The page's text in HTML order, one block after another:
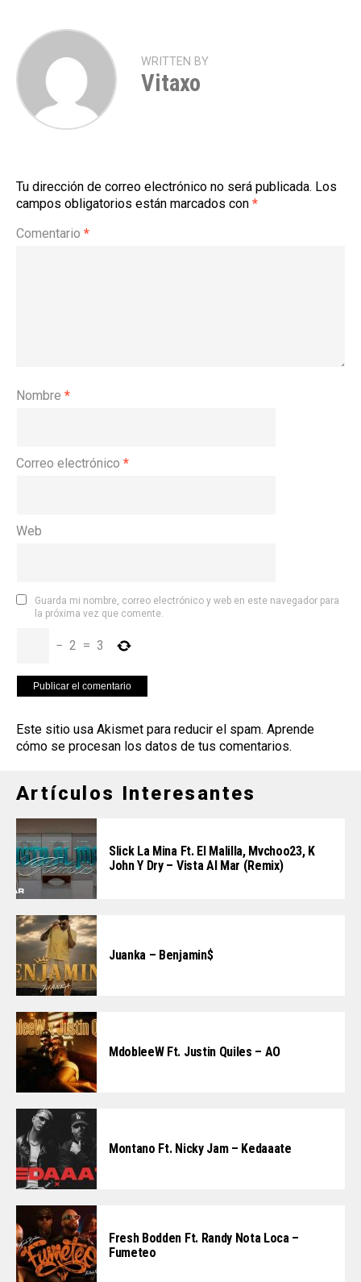
WRITTEN BY
Vitaxo
Tu dirección de correo electrónico no será publicada. Los
campos obligatorios están marcados con *
Comentario *
Nombre *
Correo electrónico *
Web
Guarda mi nombre, correo electrónico y web en este navegador para
la próxima vez que comente.
− 2 = 3
Este sitio usa Akismet para reducir el spam. Aprende
cómo se procesan los datos de tus comentarios.
Artículos Interesantes
Slick La Mina Ft. El Malilla, Mvchoo23, K
John Y Dry – Vista Al Mar (Remix)
Juanka – Benjamin$
MdobleeW Ft. Justin Quiles – AO
Montano Ft. Nicky Jam – Kedaaate
Fresh Bodden Ft. Randy Nota Loca –
Fumeteo